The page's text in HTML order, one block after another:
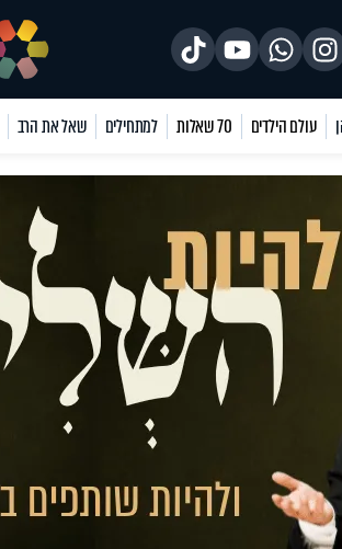
עולם הילדים 70 שאלות למתחילים שאל את הרב